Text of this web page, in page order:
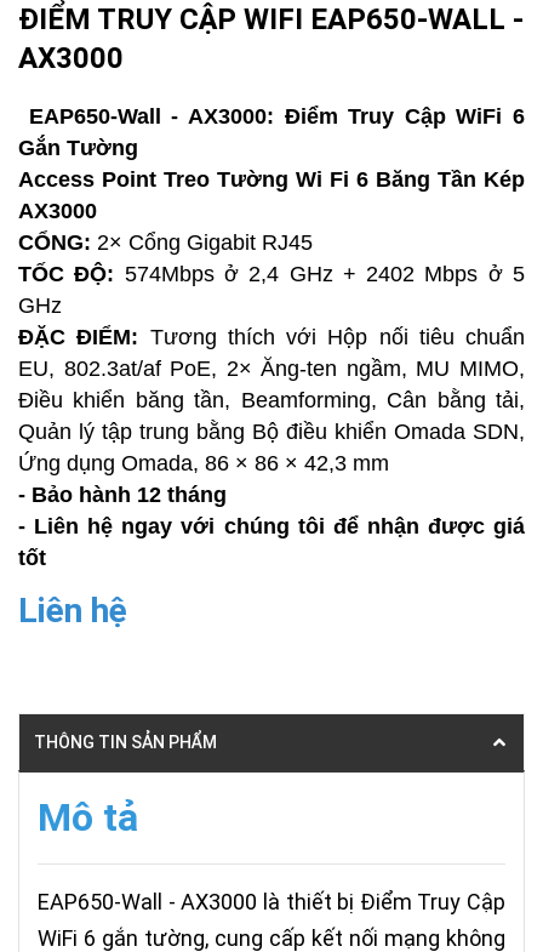
ĐIỂM TRUY CẬP WIFI EAP650-WALL -
AX3000
EAP650-Wall - AX3000: Điểm Truy Cập WiFi 6
Gắn Tường
Access Point Treo Tường Wi Fi 6 Băng Tần Kép
AX3000
CỔNG: 2× Cổng Gigabit RJ45
TỐC ĐỘ: 574Mbps ở 2,4 GHz + 2402 Mbps ở 5
GHz
ĐẶC ĐIỂM: Tương thích với Hộp nối tiêu chuẩn
EU, 802.3at/af PoE, 2× Ăng-ten ngầm, MU MIMO,
Điều khiển băng tần, Beamforming, Cân bằng tải,
Quản lý tập trung bằng Bộ điều khiển Omada SDN,
Ứng dụng Omada, 86 × 86 × 42,3 mm
- Bảo hành 12 tháng
- Liên hệ ngay với chúng tôi để nhận được giá
tốt
Liên hệ
THÔNG TIN SẢN PHẨM
Mô tả
EAP650-Wall - AX3000 là thiết bị Điểm Truy Cập
WiFi 6 gắn tường, cung cấp kết nối mạng không